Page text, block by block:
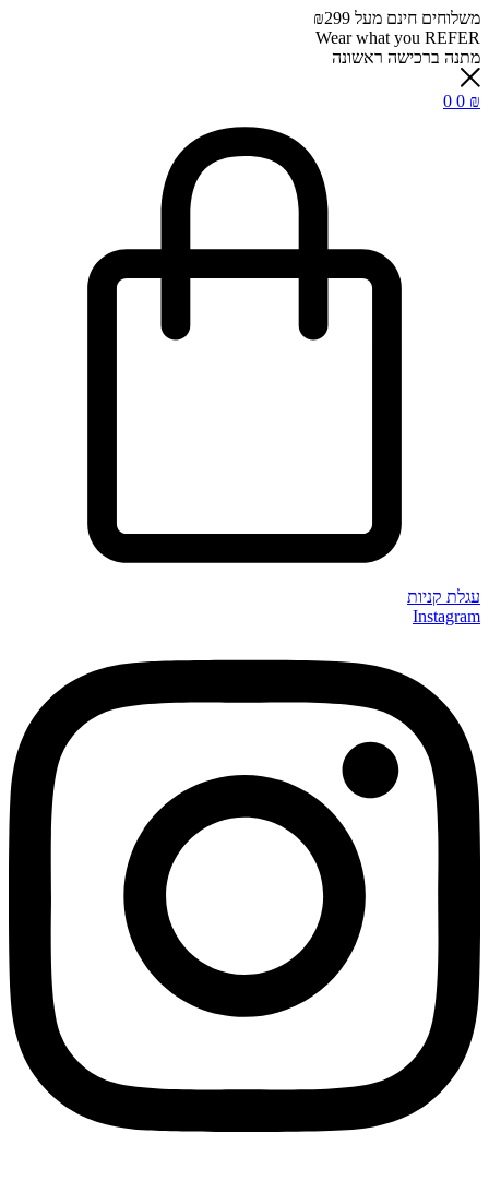
משלוחים חינם מעל ₪299
Wear what you REFER
מתנה ברכישה ראשונה
0 ₪
0
עגלת קניות
Instagram